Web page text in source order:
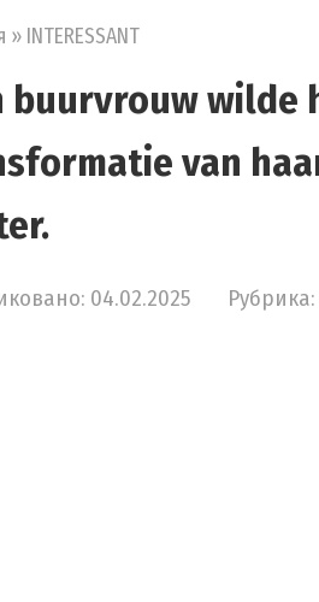
» INTERESSANT
buurvrouw wilde
van
04.02.2025 Рубрика: